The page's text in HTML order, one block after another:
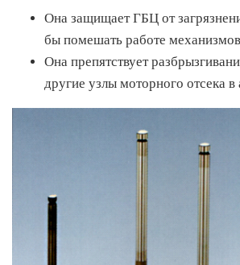
Она защищает ГБЦ от
бы помешать работе
Она препятствует
другие узлы моторного отсека в